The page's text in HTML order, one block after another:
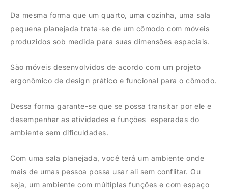
Da mesma forma que um quarto, uma cozinha, uma sala
pequena planejada trata-se de um cômodo com móveis
produzidos sob medida para suas dimensões espaciais.
São móveis desenvolvidos de acordo com um projeto
ergonômico de design prático e funcional para o cômodo.
Dessa forma garante-se que se possa transitar por ele e
desempenhar as atividades e funções esperadas do
ambiente sem dificuldades.
Com uma sala planejada, você terá um ambiente onde
mais de umas pessoa possa usar ali sem conflitar. Ou
seja, um ambiente com múltiplas funções e com espaço